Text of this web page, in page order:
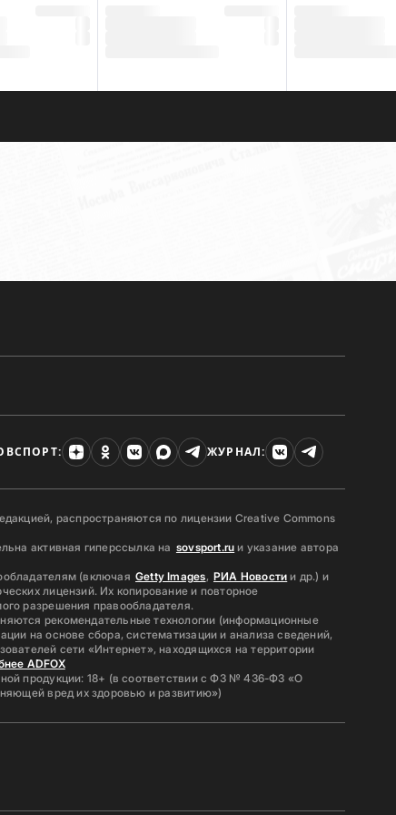
ЖУРНАЛ:
распространяются по лицензии Creative Commons
активная гиперссылка на sovsport.ru и указание автора
(включая Getty Images, РИА Новости и др.) и
лицензий. Их копирование и повторное
разрешения правообладателя.
рекомендательные технологии (информационные
на основе сбора, систематизации и анализа сведений,
сети «Интернет», находящихся на территории
ADFOX
продукции: 18+ (в соответствии с ФЗ № 436-ФЗ «О
вред их здоровью и развитию»)